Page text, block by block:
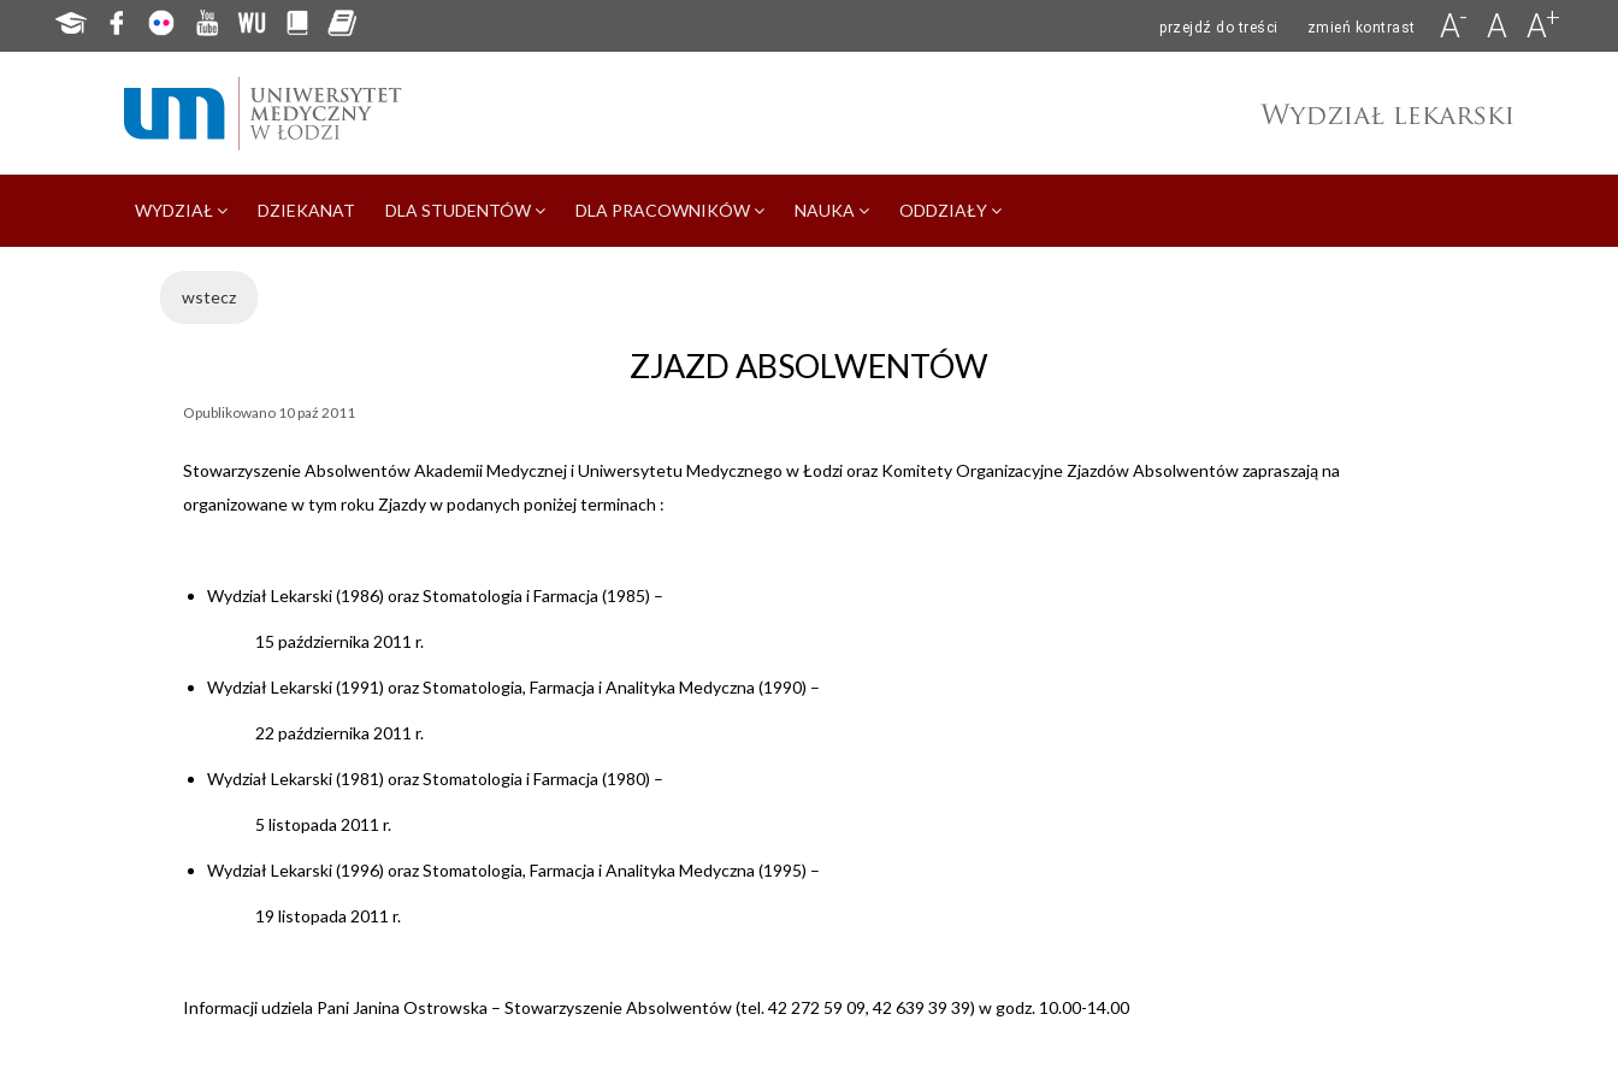
przejdź do treści zmień kontrast A- A A+
WYDZIAŁ DZIEKANAT DLA STUDENTÓW DLA PRACOWNIKÓW NAUKA ODDZIAŁY
wstecz
ZJAZD ABSOLWENTÓW
Opublikowano 10 paź 2011
Stowarzyszenie Absolwentów Akademii Medycznej i Uniwersytetu Medycznego w Łodzi oraz Komitety Organizacyjne Zjazdów Absolwentów zapraszają na
organizowane w tym roku Zjazdy w podanych poniżej terminach :
Wydział Lekarski (1986) oraz Stomatologia i Farmacja (1985) –
15 października 2011 r.
Wydział Lekarski (1991) oraz Stomatologia, Farmacja i Analityka Medyczna (1990) –
22 października 2011 r.
Wydział Lekarski (1981) oraz Stomatologia i Farmacja (1980) –
5 listopada 2011 r.
Wydział Lekarski (1996) oraz Stomatologia, Farmacja i Analityka Medyczna (1995) –
19 listopada 2011 r.
Informacji udziela Pani Janina Ostrowska – Stowarzyszenie Absolwentów (tel. 42 272 59 09, 42 639 39 39) w godz. 10.00-14.00